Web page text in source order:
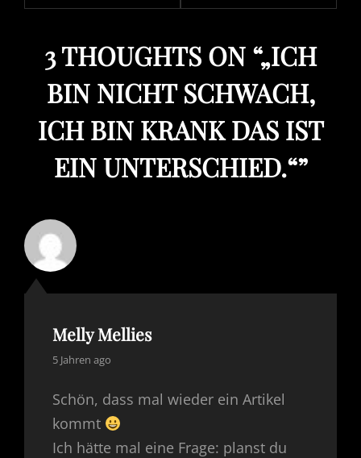
3 THOUGHTS ON “„ICH
BIN NICHT SCHWACH,
ICH BIN KRANK DAS IST
EIN UNTERSCHIED.“”
Melly Mellies
says:
5 Jahren ago
Schön, dass mal wieder ein Artikel
kommt
Ich hätte mal eine Frage: planst du